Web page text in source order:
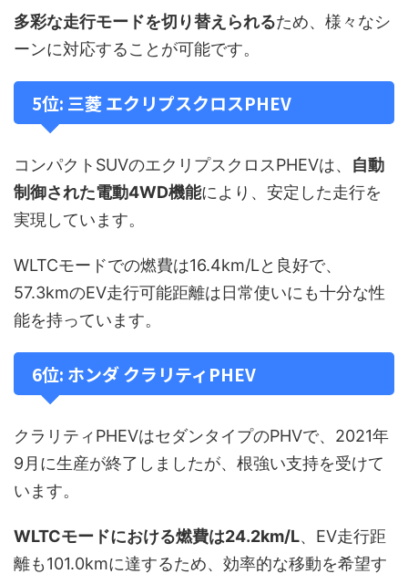
多彩な走行モードを切り替えられるため、様々なシ
ーンに対応することが可能です。
5位: 三菱 エクリプスクロスPHEV
コンパクトSUVのエクリプスクロスPHEVは、 自動
制御された電動4WD機能により、安定した走行を
実現しています。
WLTCモードでの燃費は16.4km/Lと良好で、
57.3kmのEV走行可能距離は日常使いにも十分な性
能を持っています。
6位: ホンダ クラリティPHEV
クラリティPHEVはセダンタイプのPHVで、2021年
9月に生産が終了しましたが、根強い支持を受けて
います。
WLTCモードにおける燃費は24.2km/L、EV走行距
離も101.0kmに達するため、効率的な移動を希望す